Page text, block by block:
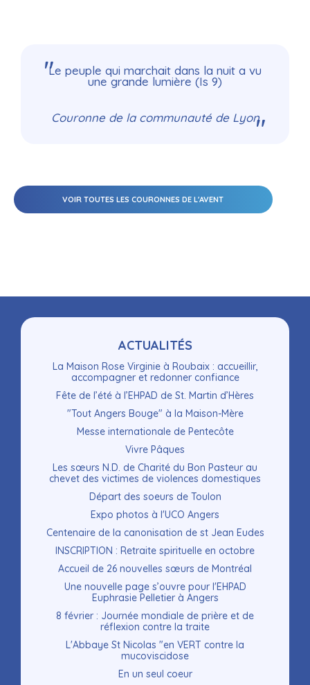
Le peuple qui marchait dans la nuit a vu
une grande lumière (Is 9)
Couronne de la communauté de Lyon
VOIR TOUTES LES COURONNES DE L'AVENT
ACTUALITÉS
La Maison Rose Virginie à Roubaix : accueillir,
accompagner et redonner confiance
Fête de l’été à l’EHPAD de St. Martin d’Hères
"Tout Angers Bouge" à la Maison-Mère
Messe internationale de Pentecôte
Vivre Pâques
Les sœurs N.D. de Charité du Bon Pasteur au
chevet des victimes de violences domestiques
Départ des soeurs de Toulon
Expo photos à l'UCO Angers
Centenaire de la canonisation de st Jean Eudes
INSCRIPTION : Retraite spirituelle en octobre
Accueil de 26 nouvelles sœurs de Montréal
Une nouvelle page s’ouvre pour l'EHPAD
Euphrasie Pelletier à Angers
8 février : Journée mondiale de prière et de
réflexion contre la traite
L'Abbaye St Nicolas "en VERT contre la
mucoviscidose
En un seul coeur